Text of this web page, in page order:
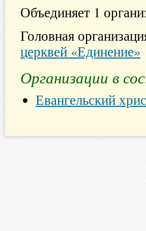
Объединяет 1
Головная
церквей «Единение»
Организации в
Евангельский